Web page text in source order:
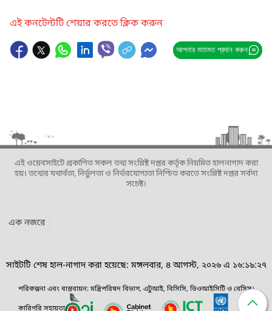
এই কনটেন্টটি শেয়ার করতে ক্লিক করুন
আপনার মতামত প্রদান করুন
এই ওয়েবসাইটে প্রকাশিত সকল তথ্য সংশ্লিষ্ট দপ্তর কর্তৃক নিয়মিত হালনাগাদ করা
হয়। তথ্যের যথার্থতা, নির্ভুলতা ও নির্ভরযোগ্যতা নিশ্চিত করতে সংশ্লিষ্ট দপ্তর সর্বদা
সচেষ্ট।
এক নজরে
সাইটটি শেষ হাল-নাগাদ করা হয়েছে: মঙ্গলবার, ৪ আগস্ট, ২০২৬ এ ১৬:১৯:২৭
পরিকল্পনা এবং বাস্তবায়ন: মন্ত্রিপরিষদ বিভাগ, এটুআই, বিসিসি, ডিওআইসিটি ও বেসিস।
কারিগরি সহায়তা